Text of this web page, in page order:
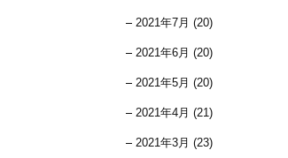
2021年7月 (20)
2021年6月 (20)
2021年5月 (20)
2021年4月 (21)
2021年3月 (23)